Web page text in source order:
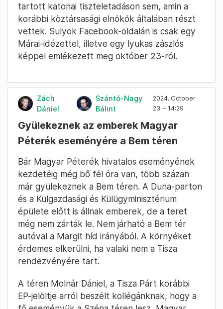
tartott katonai tiszteletadáson sem, amin a
korábbi köztársasági elnökök általában részt
vettek. Sulyok Facebook-oldalán is csak egy
Márai-idézettel, illetve egy lyukas zászlós
képpel emlékezett meg október 23-ról.
Zách
Dániel
Szántó-Nagy
Bálint
2024. October
23. – 14:29
Gyülekeznek az emberek Magyar
Péterék eseményére a Bem téren
Bár Magyar Péterék hivatalos eseményének
kezdetéig még bő fél óra van, több százan
már gyülekeznek a Bem téren. A Duna-parton
és a Külgazdasági és Külügyminisztérium
épülete előtt is állnak emberek, de a teret
még nem zárták le. Nem járható a Bem tér
autóval a Margit híd irányából. A környéket
érdemes elkerülni, ha valaki nem a Tisza
rendezvényére tart.
A téren Molnár Dániel, a Tisza Párt korábbi
EP-jelöltje arról beszélt kollégánknak, hogy a